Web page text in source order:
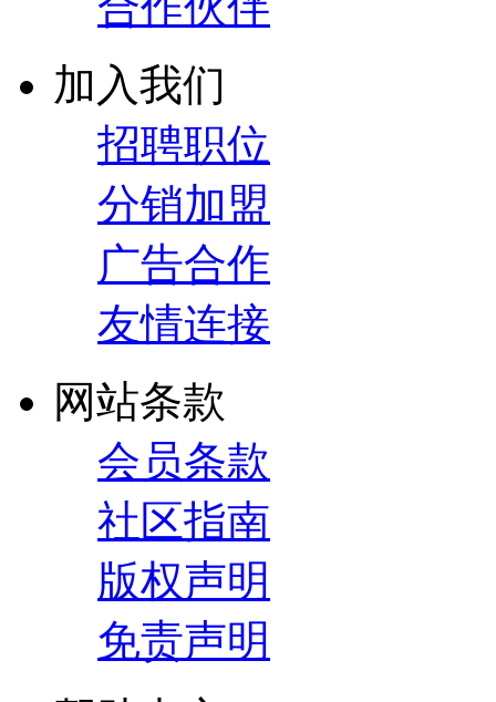
加入我们
招聘职位
分销加盟
广告合作
友情连接
网站条款
会员条款
社区指南
版权声明
免责声明